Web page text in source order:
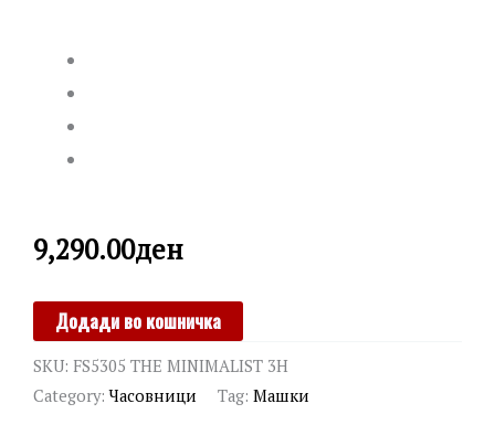
9,290.00ден
FOSSIL
Додади во кошничка
SKU: FS5305 THE MINIMALIST 3H
Category:Часовници Tag: Машки